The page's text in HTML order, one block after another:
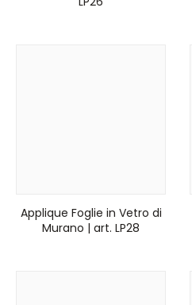
Applique Foglie in Vetro di
Murano | art. LP28